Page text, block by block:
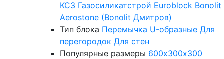
КСЗ Газосиликатстрой Euroblock Bonolit
Aerostone (Bonolit Дмитров)
Тип блока Перемычка U-образные Для
перегородок Для стен
Популярные размеры 600х300х300